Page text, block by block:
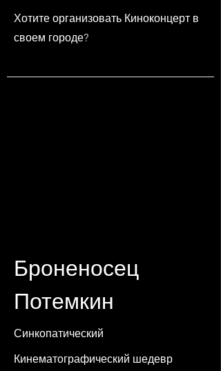
Хотите организовать Киноконцерт в
своем городе?
Броненосец
Потемкин
Синкопатический
Кинематографический шедевр